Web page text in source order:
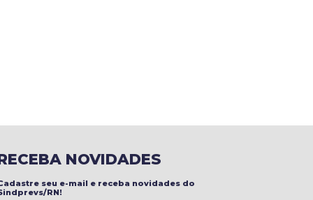
NOVIDADES
seu e-mail e receba novidades do
RN!